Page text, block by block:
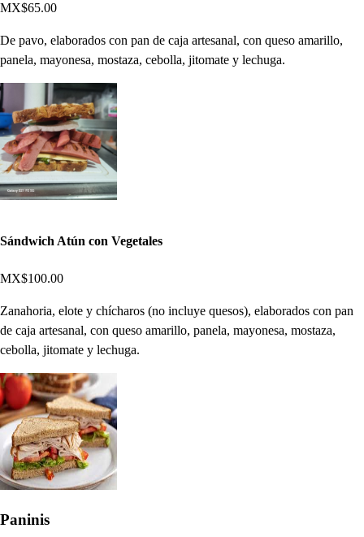
MX$65.00
De pavo, elaborados con pan de caja artesanal, con queso amarillo,
panela, mayonesa, mostaza, cebolla, jitomate y lechuga.
Sándwich Atún con Vegetales
MX$100.00
Zanahoria, elote y chícharos (no incluye quesos), elaborados con pan
de caja artesanal, con queso amarillo, panela, mayonesa, mostaza,
cebolla, jitomate y lechuga.
Paninis